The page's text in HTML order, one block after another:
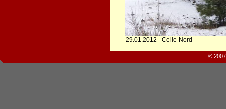
29.01.2012 - Celle-Nord
©